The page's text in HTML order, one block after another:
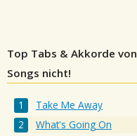
Top Tabs & Akkorde von
Songs nicht!
Take Me Away
What's Going On